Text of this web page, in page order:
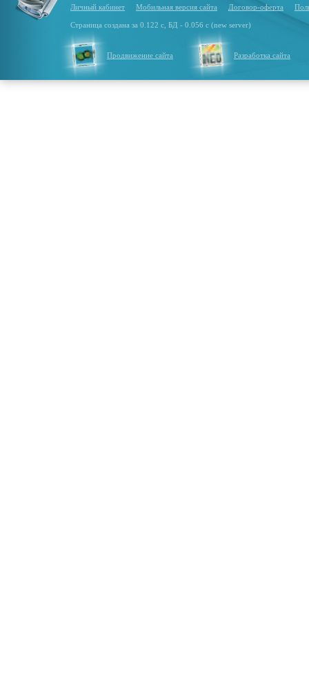
Личный кабинет Мобильная версия сайта Договор-оферта
Страница создана за 0.122 с, БД - 0.056 с (new server)
Продвижение сайта Разработка сайта